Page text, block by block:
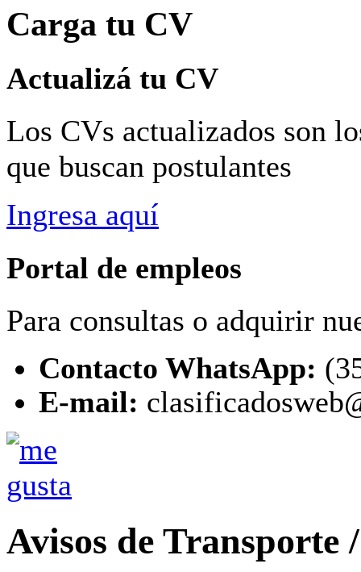
Carga tu CV
Actualizá tu CV
Los CVs actualizados son
que buscan postulantes
Ingresa aquí
Portal de empleos
Para consultas o adquirir
Contacto WhatsApp:
E-mail:
Avisos de